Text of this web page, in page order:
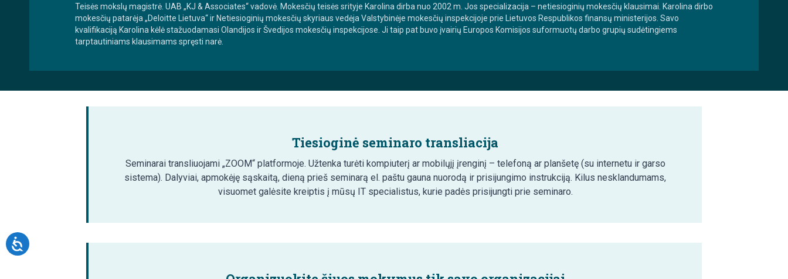
Teisės mokslų magistrė. UAB „KJ & Associates“ vadovė. Mokesčių teisės srityje Karolina dirba nuo 2002 m. Jos specializacija – netiesioginių mokesčių klausimai. Karolina dirbo
mokesčių patarėja „Deloitte Lietuva“ ir Netiesioginių mokesčių skyriaus vedėja Valstybinėje mokesčių inspekcijoje prie Lietuvos Respublikos finansų ministerijos. Savo
kvalifikaciją Karolina kėlė stažuodamasi Olandijos ir Švedijos mokesčių inspekcijose. Ji taip pat buvo įvairių Europos Komisijos suformuotų darbo grupių sudėtingiems
tarptautiniams klausimams spręsti narė.
Tiesioginė seminaro transliacija
Seminarai transliuojami „ZOOM“ platformoje. Užtenka turėti kompiuterį ar mobilųjį įrenginį – telefoną ar planšetę (su internetu ir garso
sistema). Dalyviai, apmokėję sąskaitą, dieną prieš seminarą el. paštu gauna nuorodą ir prisijungimo instrukciją. Kilus nesklandumams,
visuomet galėsite kreiptis į mūsų IT specialistus, kurie padės prisijungti prie seminaro.